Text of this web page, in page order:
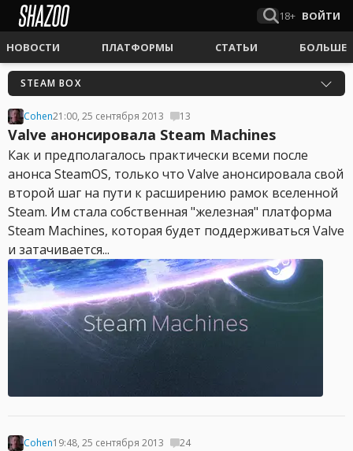
18+ ВОЙТИ
НОВОСТИ ПЛАТФОРМЫ СТАТЬИ БОЛЬШЕ
STEAM BOX
Cohen21:00, 25 сентября 2013 13
Valve анонсировала Steam Machines
Как и предполагалось практически всеми после
анонса SteamOS, только что Valve анонсировала свой
второй шаг на пути к расширению рамок вселенной
Steam. Им стала собственная "железная" платформа
Steam Machines, которая будет поддерживаться Valve
и затачивается...
Cohen19:48, 25 сентября 2013 24